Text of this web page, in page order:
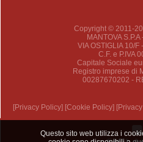
Copyright © 2011-
MANTOVA
VIA OSTIGLIA 10/
C.F. e P.IVA
Capitale Sociale
Registro imprese di
00287670202 -
Questo sito web utilizza i
[Privacy Policy] [Cookie Policy]